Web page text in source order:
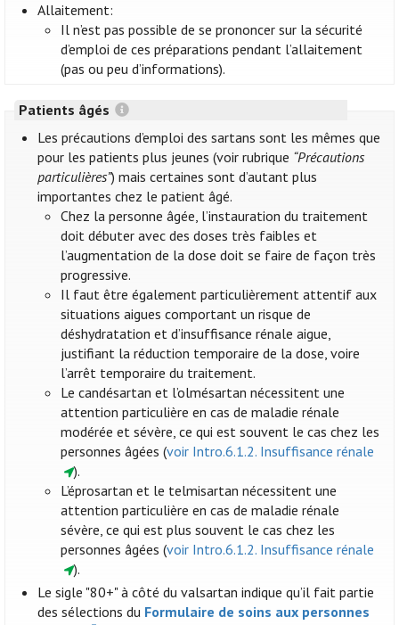
Allaitement:
Il n’est pas possible de se prononcer sur la sécurité
d’emploi de ces préparations pendant l’allaitement
(pas ou peu d’informations).
Patients âgés
Les précautions d’emploi des sartans sont les mêmes que
pour les patients plus jeunes (voir rubrique “Précautions
particulières”) mais certaines sont d’autant plus
importantes chez le patient âgé.
Chez la personne âgée, l’instauration du traitement
doit débuter avec des doses très faibles et
l’augmentation de la dose doit se faire de façon très
progressive.
Il faut être également particulièrement attentif aux
situations aigues comportant un risque de
déshydratation et d’insuffisance rénale aigue,
justifiant la réduction temporaire de la dose, voire
l’arrêt temporaire du traitement.
Le candésartan et l’olmésartan nécessitent une
attention particulière en cas de maladie rénale
modérée et sévère, ce qui est souvent le cas chez les
personnes âgées (voir Intro.6.1.2. Insuffisance rénale
).
L’éprosartan et le telmisartan nécessitent une
attention particulière en cas de maladie rénale
sévère, ce qui est plus souvent le cas chez les
personnes âgées (voir Intro.6.1.2. Insuffisance rénale
).
Le sigle "80+" à côté du valsartan indique qu’il fait partie
des sélections du Formulaire de soins aux personnes